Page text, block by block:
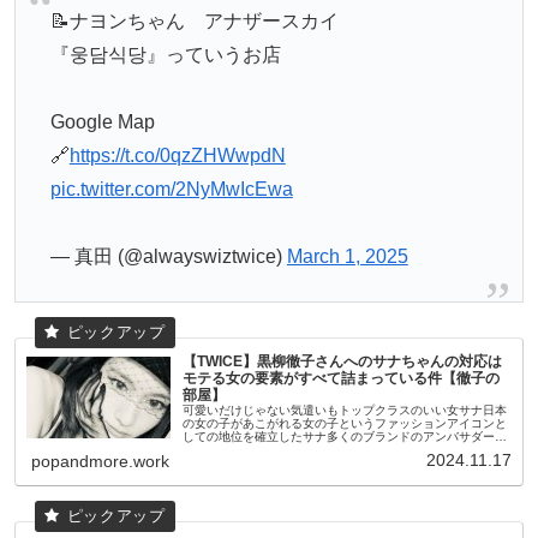
📝ナヨンちゃん アナザースカイ
『웅담식당』っていうお店
Google Map
🔗https://t.co/0qzZHWwpdN
pic.twitter.com/2NyMwIcEwa
— 真田 (@alwayswiztwice) March 1, 2025
【TWICE】黒柳徹子さんへのサナちゃんの対応は
モテる女の要素がすべて詰まっている件【徹子の
部屋】
可愛いだけじゃない気遣いもトップクラスのいい女サナ日本
の女の子があこがれる女の子というファッションアイコンと
しての地位を確立したサナ多くのブランドのアンバサダーを
popandmore.work 2024.11.17